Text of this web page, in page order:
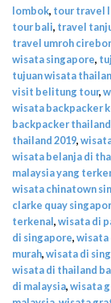
lombok, tour travel
tour bali, travel
travel umroh
wisata singapore,
tujuan wisata
visit belitung tour,
wisata backpacker
backpacker thailand
thailand 2019,
wisata belanja di
malaysia yang
wisata chinatown
clarke quay
terkenal,wisata di
di singapore,wisata
murah,wisata di
wisata di thailand
di malaysia,wisata